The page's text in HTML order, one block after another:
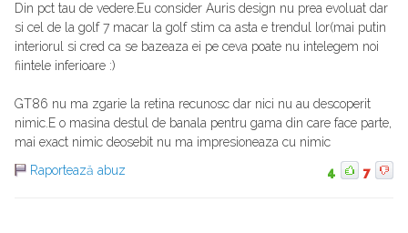
Din pct tau de vedere.Eu consider Auris design nu prea evoluat dar
si cel de la golf 7 macar la golf stim ca asta e trendul lor(mai putin
interiorul si cred ca se bazeaza ei pe ceva poate nu intelegem noi
fiintele inferioare :)
GT86 nu ma zgarie la retina recunosc dar nici nu au descoperit
nimic.E o masina destul de banala pentru gama din care face parte,
mai exact nimic deosebit nu ma impresioneaza cu nimic
Raportează abuz
4 7